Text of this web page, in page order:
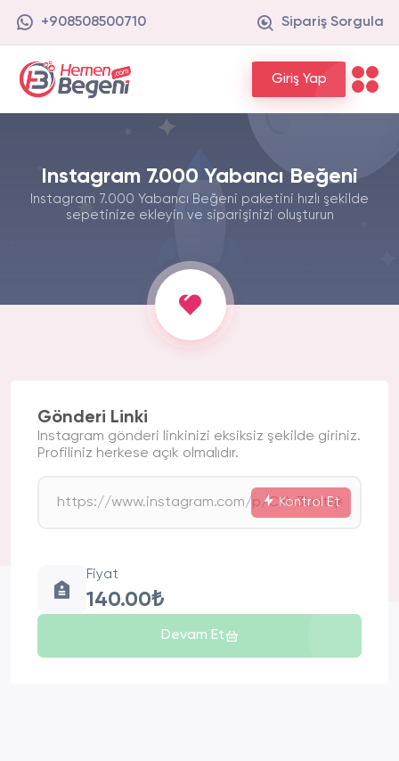
+908508500710 Sipariş Sorgula
Giriş Yap
Instagram 7.000 Yabancı Beğeni
Instagram 7.000 Yabancı Beğeni paketini hızlı şekilde
sepetinize ekleyin ve siparişinizi oluşturun
Gönderi Linki
Instagram gönderi linkinizi eksiksiz şekilde giriniz.
Profiliniz herkese açık olmalıdır.
Kontrol Et
Fiyat
140.00₺
Devam Et